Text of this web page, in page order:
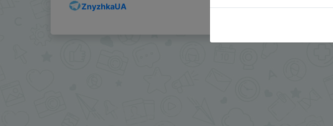
ZnyzhkaUA